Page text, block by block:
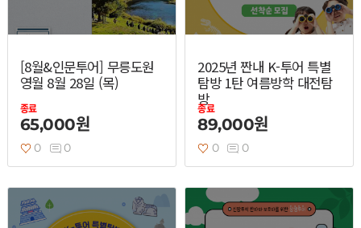
[8월&인문투어] 무릉도원
영월 8월 28일 (목)
종료
65,000원
0 0
2025년 짠내 K-투어 특별
탐방 1탄 여름방학 대전탐
방
종료
89,000원
0 0